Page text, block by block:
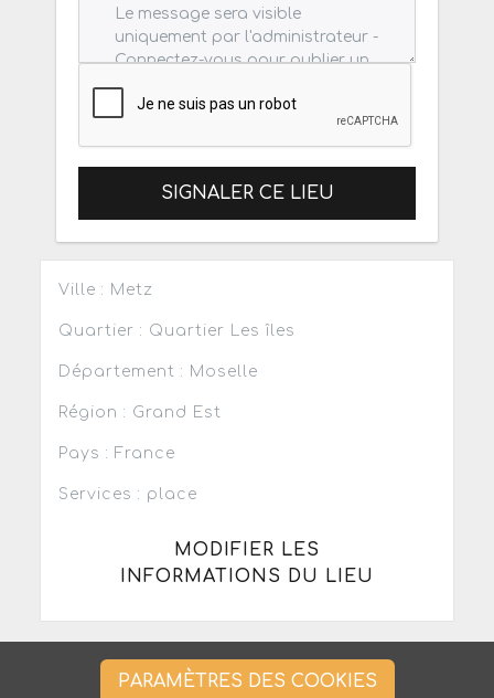
SIGNALER CE LIEU
Ville : Metz
Quartier : Quartier Les îles
Département : Moselle
Région : Grand Est
Pays : France
Services : place
MODIFIER LES
INFORMATIONS DU LIEU
PARAMÈTRES DES COOKIES